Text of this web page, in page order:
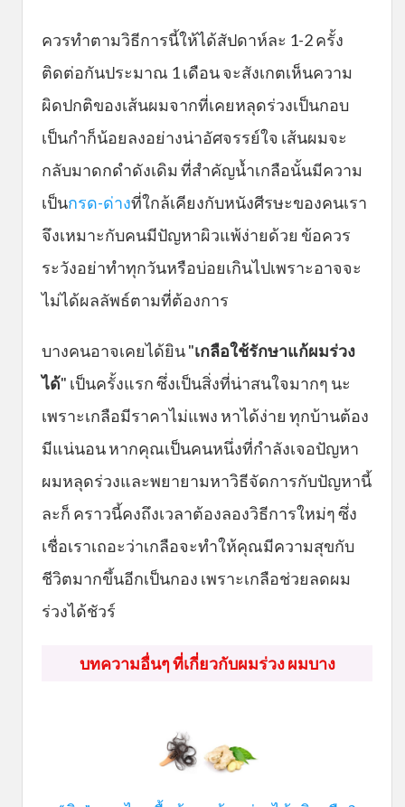
ควรทำตามวิธีการนี้ให้ได้สัปดาห์ละ 1-2 ครั้ง
ติดต่อกันประมาณ 1 เดือน จะสังเกตเห็นความ
ผิดปกติของเส้นผมจากที่เคยหลุดร่วงเป็นกอบ
เป็นกำก็น้อยลงอย่างน่าอัศจรรย์ใจ เส้นผมจะ
กลับมาดกดำดังเดิม ที่สำคัญน้ำเกลือนั้นมีความ
เป็นกรด-ด่างที่ใกล้เคียงกับหนังศีรษะของคนเรา
จึงเหมาะกับคนมีปัญหาผิวแพ้ง่ายด้วย ข้อควร
ระวังอย่าทำทุกวันหรือบ่อยเกินไปเพราะอาจจะ
ไม่ได้ผลลัพธ์ตามที่ต้องการ
บางคนอาจเคยได้ยิน "เกลือใช้รักษาแก้ผมร่วง
ได้" เป็นครั้งแรก ซึ่งเป็นสิ่งที่น่าสนใจมากๆ นะ
เพราะเกลือมีราคาไม่แพง หาได้ง่าย ทุกบ้านต้อง
มีแน่นอน หากคุณเป็นคนหนึ่งที่กำลังเจอปัญหา
ผมหลุดร่วงและพยายามหาวิธีจัดการกับปัญหานี้
ละก็ คราวนี้คงถึงเวลาต้องลองวิธีการใหม่ๆ ซึ่ง
เชื่อเราเถอะว่าเกลือจะทำให้คุณมีความสุขกับ
ชีวิตมากขึ้นอีกเป็นกอง เพราะเกลือช่วยลดผม
ร่วงได้ชัวร์
บทความอื่นๆ ที่เกี่ยวกับผมร่วง ผมบาง